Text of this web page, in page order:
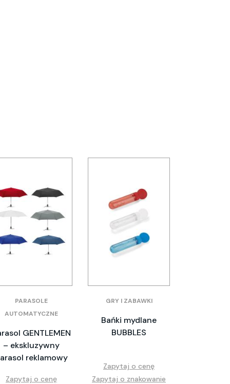
PARASOLE
AUTOMATYCZNE
GENTLEMEN
– ekskluzywny
reklamowy
Zapytaj o cenę
GRY I ZABAWKI
Bańki mydlane
BUBBLES
Zapytaj o cenę
Zapytaj o znakowanie